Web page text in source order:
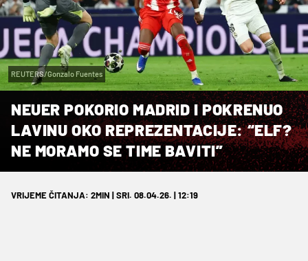
REUTERS/Gonzalo Fuentes
NEUER POKORIO MADRID I POKRENUO
LAVINU OKO REPREZENTACIJE: “ELF?
NE MORAMO SE TIME BAVITI”
VRIJEME ČITANJA: 2MIN | SRI. 08.04.26. | 12:19